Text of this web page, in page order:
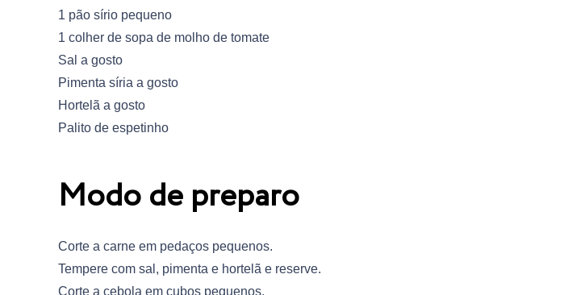
1 pão sírio pequeno
1 colher de sopa de molho de tomate
Sal a gosto
Pimenta síria a gosto
Hortelã a gosto
Palito de espetinho
Modo de preparo
Corte a carne em pedaços pequenos.
Tempere com sal, pimenta e hortelã e reserve.
Corte a cebola em cubos pequenos.